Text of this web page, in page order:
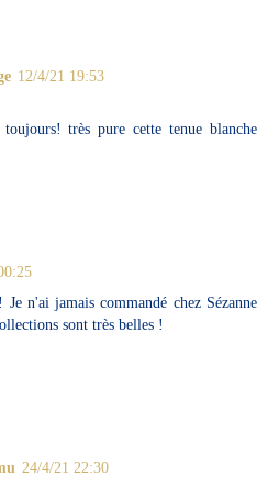
12/4/21 19:53
très pure cette tenue blanche
n'ai jamais commandé chez Sézanne
sont très belles !
24/4/21 22:30